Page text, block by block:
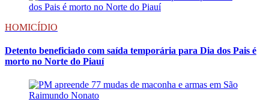
HOMICÍDIO
Detento beneficiado com saída temporária para Dia dos Pais é
morto no Norte do Piauí